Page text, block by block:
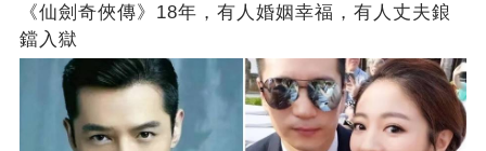
《仙劍奇俠傳》18年，有人婚姻幸福，有人丈夫鋃
鐺入獄